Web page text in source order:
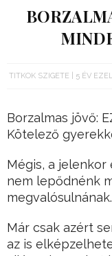
TITKOK SZIGETE 5 ÉV
Borzalmas jövő:
Kötelező
Mégis, a
nem lepődnénk
megvalósulnának.
Már csak azért
az is